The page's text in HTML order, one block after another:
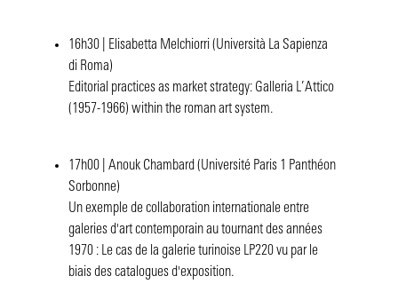
16h30 | Elisabetta Melchiorri (Università La Sapienza
di Roma)
Editorial practices as market strategy: Galleria L’Attico
(1957-1966) within the roman art system.
17h00 | Anouk Chambard (Université Paris 1 Panthéon
Sorbonne)
Un exemple de collaboration internationale entre
galeries d'art contemporain au tournant des années
1970 : Le cas de la galerie turinoise LP220 vu par le
biais des catalogues d'exposition.